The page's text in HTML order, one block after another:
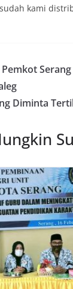
kami
Diminta